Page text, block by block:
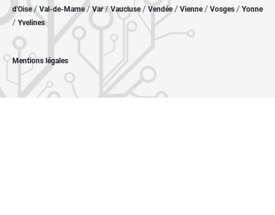
d'Oise/ Val-de-Marne/Var/Vaucluse/ Vendée/ Vienne/ Vosges / Yonne
/ Yvelines
Mentions légales